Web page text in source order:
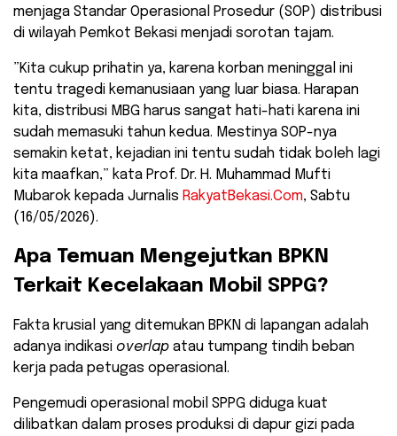
menjaga Standar Operasional Prosedur (SOP) distribusi
di wilayah Pemkot Bekasi menjadi sorotan tajam.
​”Kita cukup prihatin ya, karena korban meninggal ini
tentu tragedi kemanusiaan yang luar biasa. Harapan
kita, distribusi MBG harus sangat hati-hati karena ini
sudah memasuki tahun kedua. Mestinya SOP-nya
semakin ketat, kejadian ini tentu sudah tidak boleh lagi
kita maafkan,” kata Prof. Dr. H. Muhammad Mufti
Mubarok kepada Jurnalis RakyatBekasi.Com, Sabtu
(16/05/2026).
​Apa Temuan Mengejutkan BPKN
Terkait Kecelakaan Mobil SPPG?
​Fakta krusial yang ditemukan BPKN di lapangan adalah
adanya indikasi overlap atau tumpang tindih beban
kerja pada petugas operasional.
Pengemudi operasional mobil SPPG diduga kuat
dilibatkan dalam proses produksi di dapur gizi pada